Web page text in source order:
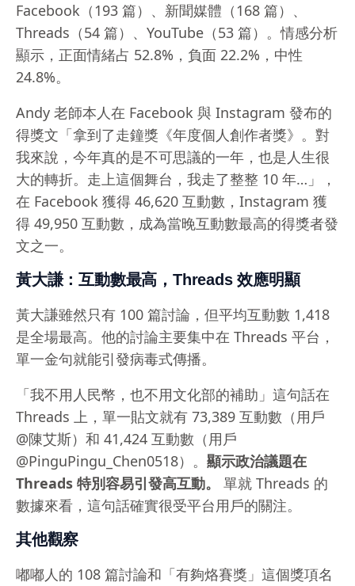
Facebook（193 篇）、新聞媒體（168 篇）、
Threads（54 篇）、YouTube（53 篇）。情感分析
顯示，正面情緒占 52.8%，負面 22.2%，中性
24.8%。
Andy 老師本人在 Facebook 與 Instagram 發布的
得獎文「拿到了走鐘獎《年度個人創作者獎》。對
我來說，今年真的是不可思議的一年，也是人生很
大的轉折。走上這個舞台，我走了整整 10 年…」，
在 Facebook 獲得 46,620 互動數，Instagram 獲
得 49,950 互動數，成為當晚互動數最高的得獎者發
文之一。
黃大謙：互動數最高，Threads 效應明顯
黃大謙雖然只有 100 篇討論，但平均互動數 1,418
是全場最高。他的討論主要集中在 Threads 平台，
單一金句就能引發病毒式傳播。
「我不用人民幣，也不用文化部的補助」這句話在
Threads 上，單一貼文就有 73,389 互動數（用戶
@陳艾斯）和 41,424 互動數（用戶
@PinguPingu_Chen0518）。 顯示政治議題在
Threads 特別容易引發高互動。
單就 Threads 的
數據來看，這句話確實很受平台用戶的關注。
其他觀察
嘟嘟人的 108 篇討論和「有夠烙賽獎」這個獎項名